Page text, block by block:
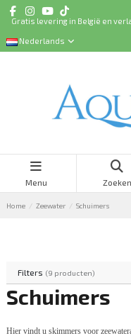
Gratis levering in België en
Nederlands
Menu Zoeken
Home Zeewater Schuimers
Schuimers
Hier vindt u skimmers voor
Filters (9 producten)